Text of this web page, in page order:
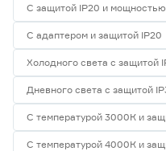
С защитой IP20 и
С адаптером и защитой IP20
Холодного света с защитой
Дневного света с защитой
С температурой 3000К и
С температурой 4000К и